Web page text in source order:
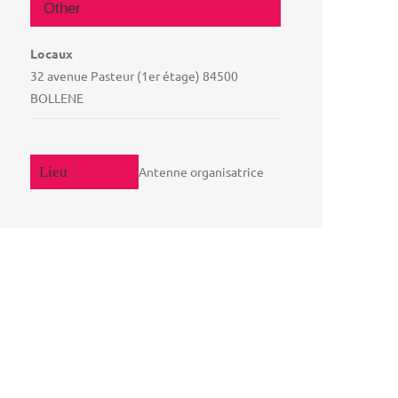
Other
Locaux
32 avenue Pasteur (1er étage) 84500
BOLLENE
Antenne organisatrice